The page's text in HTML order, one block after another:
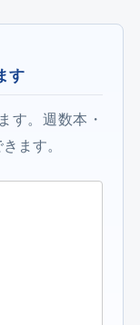
す
す。週数本・
ます。